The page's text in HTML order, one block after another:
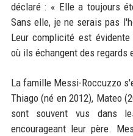
déclaré : « Elle a toujours
Sans elle, je ne serais pas
Leur complicité est
où ils échangent des regards
La famille Messi-Roccuzzo
Thiago (né en 2012), Mateo
sont souvent vus dans
encourageant leur père.